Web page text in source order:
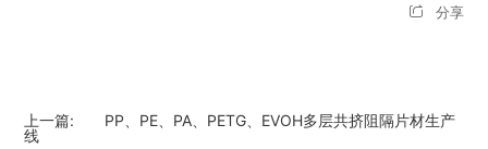
分享
上一篇:
PP、PE、PA、PETG、EVOH多层共挤阻隔片材生产
线